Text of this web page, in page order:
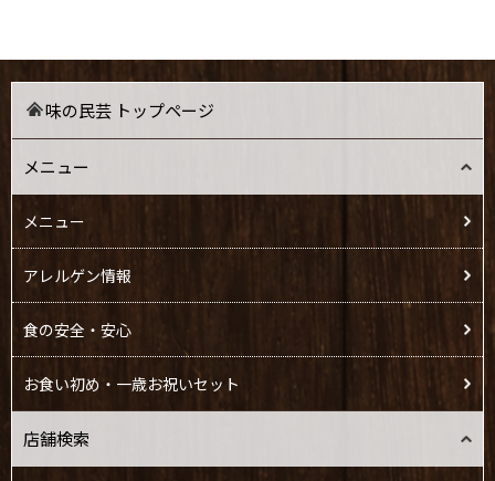
味の民芸 トップページ
メニュー
メニュー
アレルゲン情報
食の安全・安心
お食い初め・一歳お祝いセット
店舗検索